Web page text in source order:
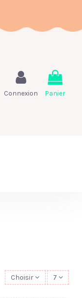
Connexion Panier
Choisir 7